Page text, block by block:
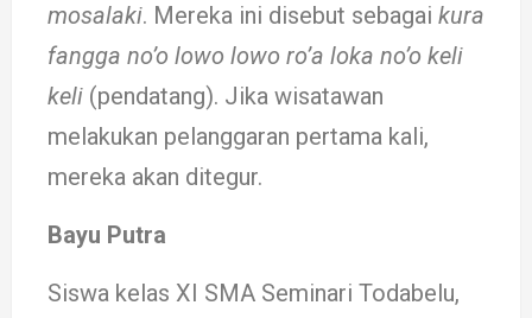
mosa­laki. Me­reka ini di­­­sebut se­bagai kura
fangga no’o lo­­wo lowo ro’a loka no’o keli
keli (pendatang). Jika wisa­ta­wan
melakukan pe­lang­­garan pertama kali,
mereka akan ditegur.
Bayu Putra
Siswa kelas XI SMA Seminari Todabelu,